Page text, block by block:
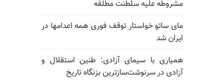
مشروطه علیه سلطنت مطلقه
مای ساتو خواستار توقف فوری همه اعدامها در
ایران شد
همیاری با سیمای آزادی: طنین استقلال و
آزادی در سرنوشت‌سازترین بزنگاه تاریخ